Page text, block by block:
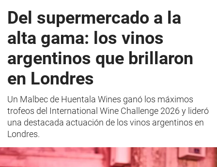
Del supermercado a la
alta gama: los vinos
argentinos que brillaron
en Londres
Un Malbec de Huentala Wines ganó los máximos
trofeos del International Wine Challenge 2026 y lideró
una destacada actuación de los vinos argentinos en
Londres.